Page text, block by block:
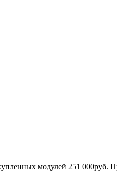
модулей 251 000руб.